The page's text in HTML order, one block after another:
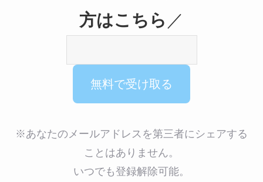
方はこちら ／
※あなたのメールアドレスを第三者にシェアする
ことはありません。
いつでも登録解除可能。